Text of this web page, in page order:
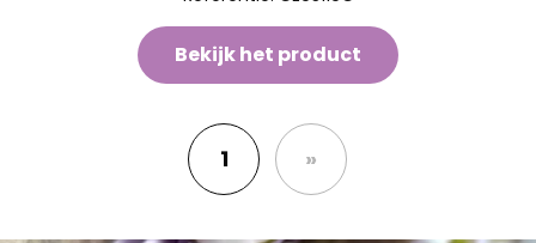
Bekijk het product
1 »